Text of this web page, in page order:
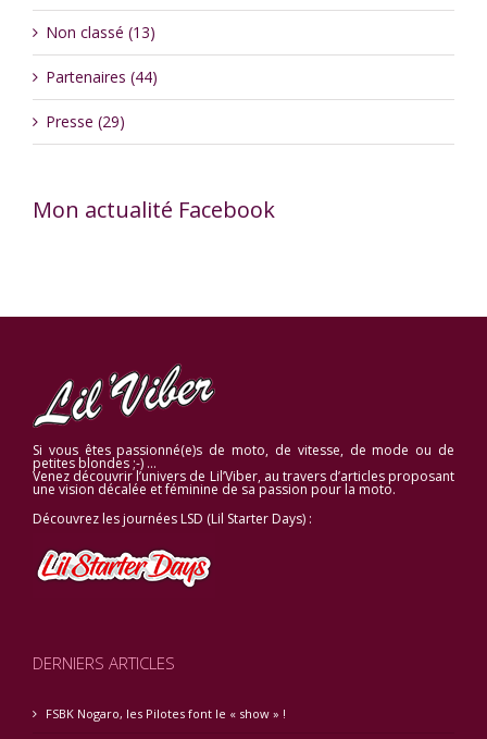
Non classé (13)
Partenaires (44)
Presse (29)
Mon actualité Facebook
Si vous êtes passionné(e)s de moto, de vitesse, de mode ou de
petites blondes ;-) …
Venez découvrir l’univers de Lil’Viber, au travers d’articles proposant
une vision décalée et féminine de sa passion pour la moto.
Découvrez les journées LSD (Lil Starter Days) :
DERNIERS ARTICLES
FSBK Nogaro, les Pilotes font le « show » !